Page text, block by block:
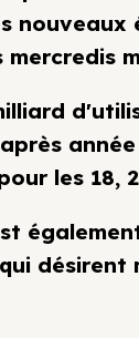
nouveaux
les 18,
désirent